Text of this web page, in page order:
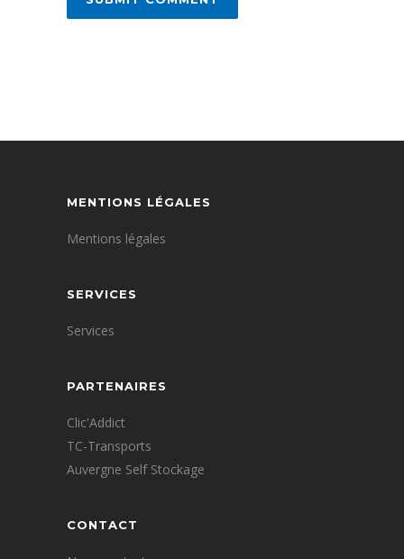
MENTIONS LÉGALES
Mentions légales
SERVICES
Services
PARTENAIRES
Clic'Addict
TC-Transports
Auvergne Self Stockage
CONTACT